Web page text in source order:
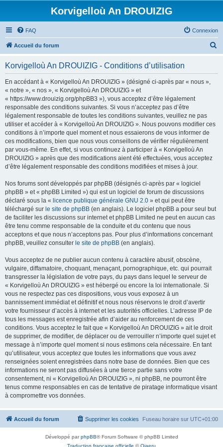
Korvigelloù An DROUIZIG
FAQ Connexion
Accueil du forum
Korvigelloù An DROUIZIG - Conditions d’utilisation
En accédant à « Korvigelloù An DROUIZIG » (désigné ci-après par « nous »,
« notre », « nos », « Korvigelloù An DROUIZIG » et
« https://www.drouizig.org/phpBB3 »), vous acceptez d’être légalement
responsable des conditions suivantes. Si vous n’acceptez pas d’être
légalement responsable de toutes les conditions suivantes, veuillez ne pas
utiliser et accéder à « Korvigelloù An DROUIZIG ». Nous pouvons modifier ces
conditions à n’importe quel moment et nous essaierons de vous informer de
ces modifications, bien que nous vous conseillons de vérifier régulièrement
par vous-même. En effet, si vous continuez à participer à « Korvigelloù An
DROUIZIG » après que des modifications aient été effectuées, vous acceptez
d’être légalement responsable des conditions modifiées et mises à jour.
Nos forums sont développés par phpBB (désignés ci-après par « logiciel
phpBB » et « phpBB Limited ») qui est un logiciel de forum de discussions
déclaré sous la « licence publique générale GNU 2.0 » et qui peut être
téléchargé sur le site de phpBB (en anglais). Le logiciel phpBB a pour seul but
de faciliter les discussions sur internet et phpBB Limited ne peut en aucun cas
être tenu comme responsable de la conduite et du contenu que nous
acceptons et que nous n’acceptons pas. Pour plus d’informations concernant
phpBB, veuillez consulter le site de phpBB (en anglais).
Vous acceptez de ne publier aucun contenu à caractère abusif, obscène,
vulgaire, diffamatoire, choquant, menaçant, pornographique, etc. qui pourrait
transgresser la législation de votre pays, du pays dans lequel le serveur de
« Korvigelloù An DROUIZIG » est hébergé ou encore la loi internationale. Si
vous ne respectez pas ces dispositions, vous vous exposez à un
bannissement immédiat et définitif et nous nous réservons le droit d’avertir
votre fournisseur d’accès à internet et les autorités officielles. L’adresse IP de
tous les messages est enregistrée afin d’aider au renforcement de ces
conditions. Vous acceptez le fait que « Korvigelloù An DROUIZIG » ait le droit
de supprimer, de modifier, de déplacer ou de verrouiller n’importe quel sujet et
message à n’importe quel moment si nous estimons cela nécessaire. En tant
qu’utilisateur, vous acceptez que toutes les informations que vous avez
renseignées soient enregistrées dans notre base de données. Bien que ces
informations ne seront pas diffusées à une tierce partie sans votre
consentement, ni « Korvigelloù An DROUIZIG », ni phpBB, ne pourront être
tenus comme responsables en cas de tentative de piratage informatique visant
à compromettre vos données.
Accueil du forum Fuseau horaire sur UTC+01:00
Supprimer les cookies
Développé parphpBB® Forum Software © phpBB Limited
Traduction française officielle ©Qiaeru